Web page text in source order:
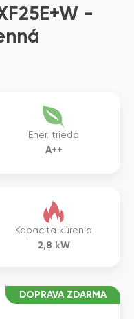
-
Ener. trieda
A++
Kapacita kúrenia
2,8 kW
DOPRAVA ZDARMA